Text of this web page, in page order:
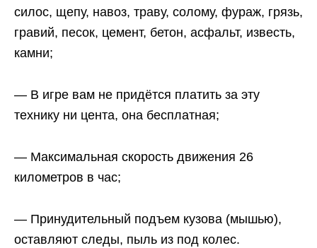
силос, щепу, навоз, траву, солому, фураж, грязь,
гравий, песок, цемент, бетон, асфальт, известь,
камни;
— В игре вам не придётся платить за эту
технику ни цента, она бесплатная;
— Максимальная скорость движения 26
километров в час;
— Принудительный подъем кузова (мышью),
оставляют следы, пыль из под колес.